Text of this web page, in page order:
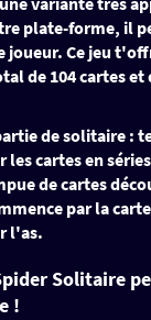
plate-forme, il
joueur. Ce jeu
de 104 cartes
de solitaire :
les cartes en
de cartes
par la
l'as.
Solitaire
!